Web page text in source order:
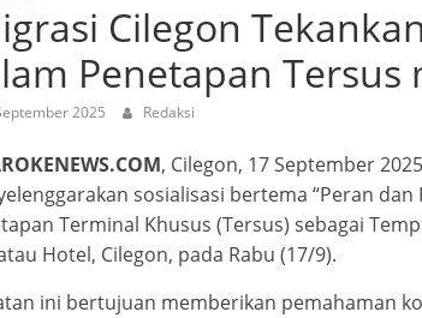
Cilegon
Penetapan Tersus
2025 Redaksi
, Cilegon, 17 September
sosialisasi bertema “Peran
Terminal Khusus (Tersus) sebagai
Hotel, Cilegon, pada Rabu (17/9).
ini bertujuan memberikan pemahaman